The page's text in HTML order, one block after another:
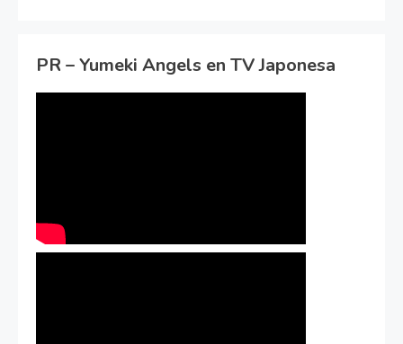
PR – Yumeki Angels en TV Japonesa